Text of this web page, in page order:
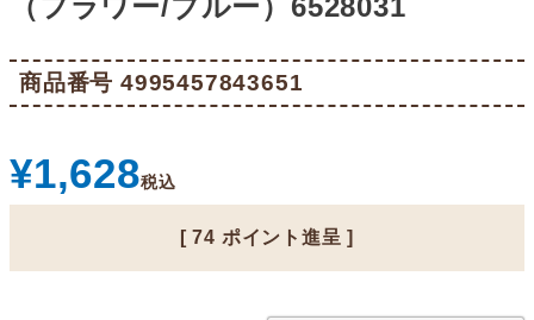
（フラワー/ブルー）6528031
商品番号 4995457843651
¥1,628税込
[ 74 ポイント進呈 ]